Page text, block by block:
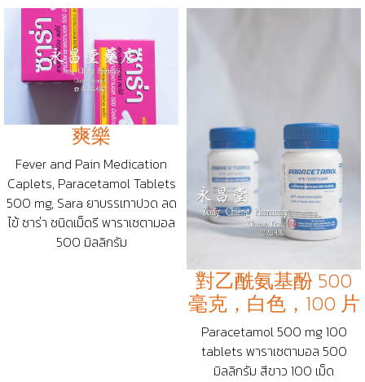
爽樂
Fever and Pain Medication
Caplets, Paracetamol Tablets
500 mg, Sara ยาบรรเทาปวด ลด
ไข้ ซาร่า ชนิดเม็ดรี พาราเซตามอล
500 มิลลิกรัม
對乙酰氨基酚 500
毫克，白色，100 片
Paracetamol 500 mg 100
tablets พาราเซตามอล 500
มิลลิกรัม สีขาว 100 เม็ด